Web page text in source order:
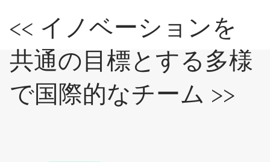
<< イノベーションを
共通の目標とする多様
で国際的なチーム >>